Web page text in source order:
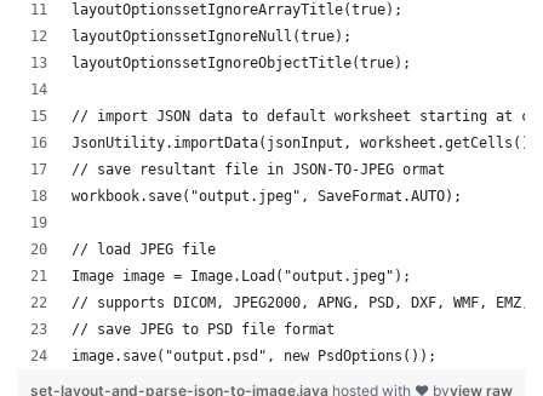
layoutOptionssetIgnoreArrayTitle(true);
layoutOptionssetIgnoreNull(true);
layoutOptionssetIgnoreObjectTitle(true);
// import JSON data to default worksheet starting at
JsonUtility.importData(jsonInput,
// save resultant file in JSON-TO-JPEG ormat
workbook.save("output.jpeg", SaveFormat.AUTO);
// load JPEG file
Image image = Image.Load("output.jpeg");
// supports DICOM, JPEG2000, APNG, PSD, DXF, WMF,
// save JPEG to PSD file format
image.save("output.psd", new PsdOptions());
view raw
set-layout-and-parse-json-to-image.java hosted with ❤ by